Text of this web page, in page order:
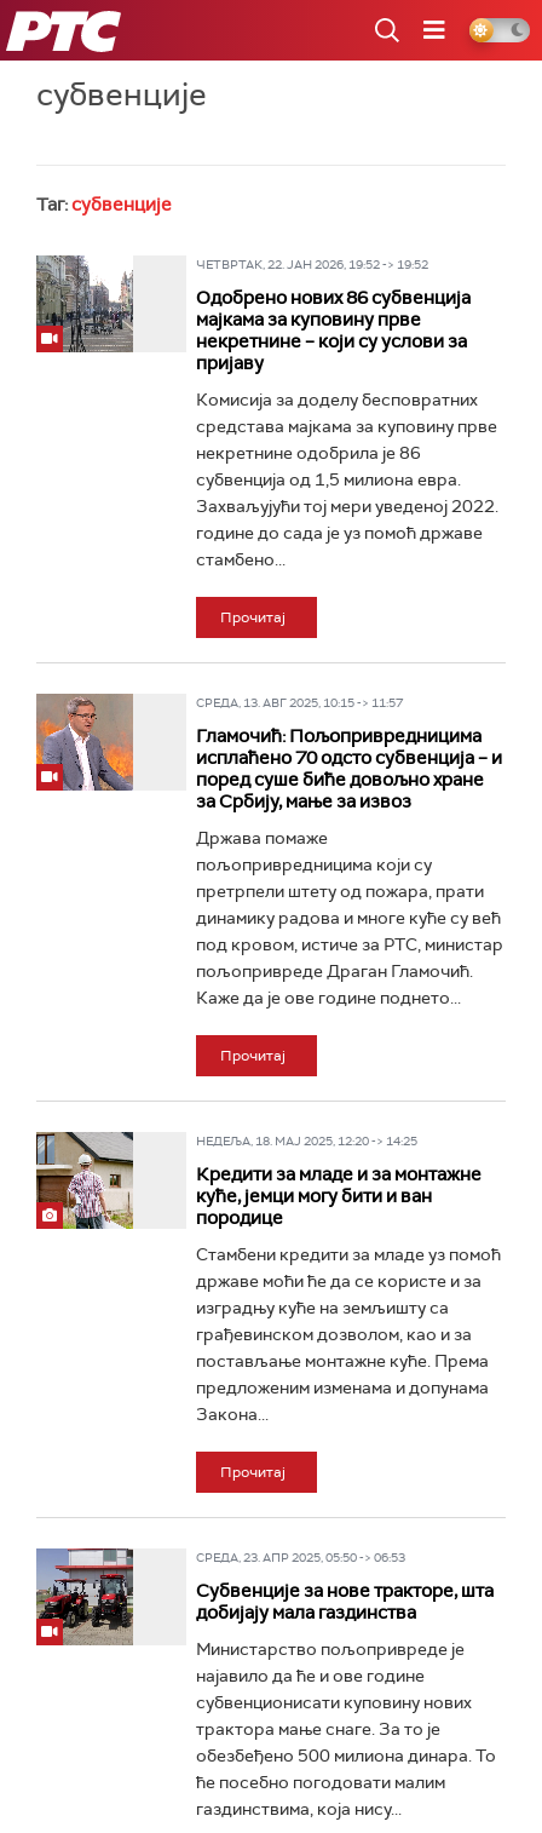
РТС
субвенције
Таг:субвенције
ЧЕТВРТАК, 22. ЈАН 2026, 19:52 -> 19:52
Одобрено нових 86 субвенција
мајкама за куповину прве
некретнине – који су услови за
пријаву
Комисија за доделу бесповратних
средстава мајкама за куповину прве
некретнине одобрила је 86
субвенција од 1,5 милиона евра.
Захваљујући тој мери уведеној 2022.
године до сада је уз помоћ државе
стамбено...
Прочитај
СРЕДА, 13. АВГ 2025, 10:15 -> 11:57
Гламочић: Пољопривредницима
исплаћено 70 одсто субвенција – и
поред суше биће довољно хране
за Србију, мање за извоз
Држава помаже
пољопривредницима који су
претрпели штету од пожара, прати
динамику радова и многе куће су већ
под кровом, истиче за РТС, министар
пољопривреде Драган Гламочић.
Каже да је ове године поднето...
Прочитај
НЕДЕЉА, 18. МАЈ 2025, 12:20 -> 14:25
Кредити за младе и за монтажне
куће, јемци могу бити и ван
породице
Стамбени кредити за младе уз помоћ
државе моћи ће да се користе и за
изградњу куће на земљишту са
грађевинском дозволом, као и за
постављање монтажне куће. Према
предложеним изменама и допунама
Закона...
Прочитај
СРЕДА, 23. АПР 2025, 05:50 -> 06:53
Субвенције за нове тракторе, шта
добијају мала газдинства
Министарство пољопривреде је
најавило да ће и ове године
субвенционисати куповину нових
трактора мање снаге. За то је
обезбеђено 500 милиона динара. То
ће посебно погодовати малим
газдинствима, која нису...